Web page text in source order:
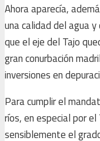
Ahora aparecía,
una calidad del agua
que el eje del Tajo
gran conurbación
inversiones en
Para cumplir el
ríos, en especial por
sensiblemente el